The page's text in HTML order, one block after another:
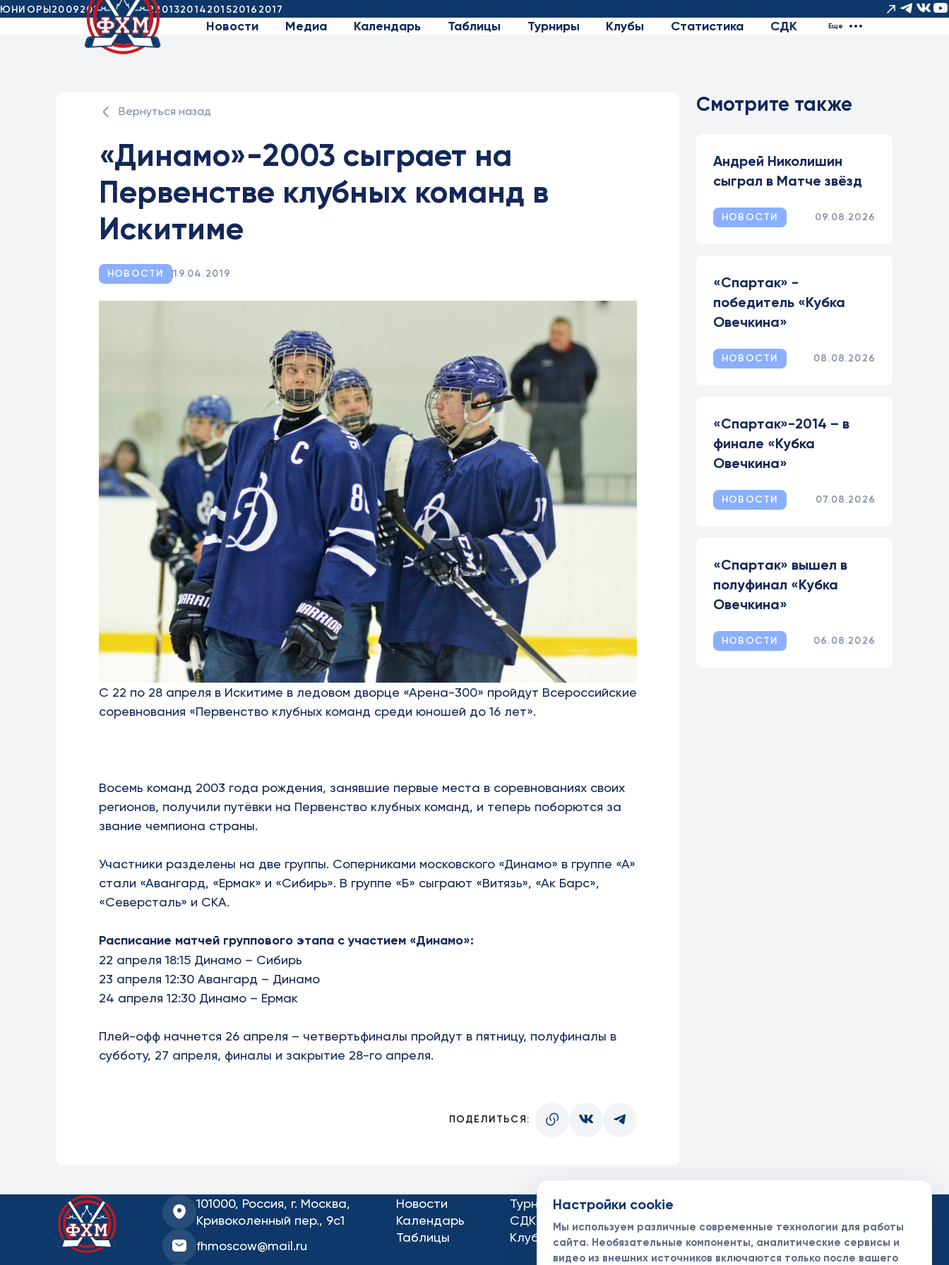
ЮНИОРЫ20092010201120122013201420152016 2017
Новости Медиа Календарь Таблицы Турниры Клубы Статистика СДК Еще
Вернуться назад
«Динамо»-2003 сыграет на
Первенстве клубных команд в
Искитиме
НОВОСТИ 19.04.2019
С 22 по 28 апреля в Искитиме в ледовом дворце «Арена-300» пройдут Всероссийские
соревнования «Первенство клубных команд среди юношей до 16 лет».
Восемь команд 2003 года рождения, занявшие первые места в соревнованиях своих
регионов, получили путёвки на Первенство клубных команд, и теперь поборются за
звание чемпиона страны.
Участники разделены на две группы. Соперниками московского «Динамо» в группе «А»
стали «Авангард, «Ермак» и «Сибирь». В группе «Б» сыграют «Витязь», «Ак Барс»,
«Северсталь» и СКА.
Расписание матчей группового этапа с участием «Динамо»:
22 апреля 18:15 Динамо – Сибирь
23 апреля 12:30 Авангард – Динамо
24 апреля 12:30 Динамо – Ермак
Плей-офф начнется 26 апреля – четвертьфиналы пройдут в пятницу, полуфиналы в
субботу, 27 апреля, финалы и закрытие 28-го апреля.
ПОДЕЛИТЬСЯ:
Смотрите также
Андрей Николишин
сыграл в Матче звёзд
НОВОСТИ 09.08.2026
«Спартак» -
победитель «Кубка
Овечкина»
НОВОСТИ 08.08.2026
«Спартак»-2014 – в
финале «Кубка
Овечкина»
НОВОСТИ 07.08.2026
«Спартак» вышел в
полуфинал «Кубка
Овечкина»
НОВОСТИ 06.08.2026
101000, Россия, г. Москва,
Кривоколенный пер., 9с1
fhmoscow@mail.ru
Новости
Календарь
Таблицы
Турниры
СДК
Клубы
Контакты
Спонсоры и партнеры
Настройки cookie
Мы используем различные современные технологии для работы
сайта. Необязательные компоненты, аналитические сервисы и
видео из внешних источников включаются только после вашего